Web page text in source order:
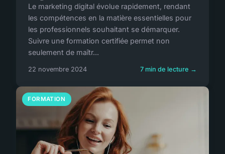
Le marketing digital évolue rapidement, rendant
les compétences en la matière essentielles pour
les professionnels souhaitant se démarquer.
Suivre une formation certifiée permet non
seulement de maîtr...
22 novembre 2024 7 min de lecture →
FORMATION